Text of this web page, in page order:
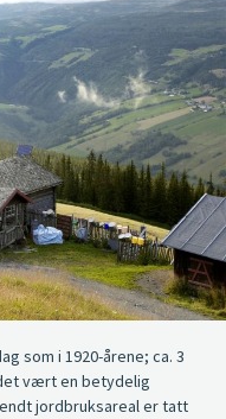
som i 1920-årene; ca. 3
vært en betydelig
jordbruksareal er tatt